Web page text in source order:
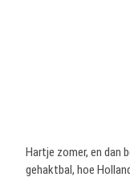
Hartje zomer, en dan
gehaktbal, hoe